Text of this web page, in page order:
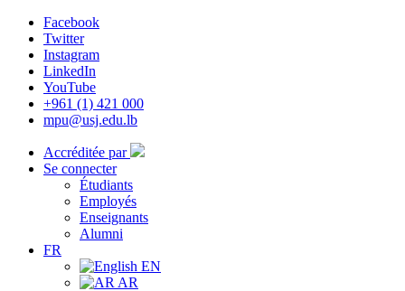
Facebook
Twitter
Instagram
LinkedIn
YouTube
+961 (1) 421 000
mpu@usj.edu.lb
Accréditée par
Se connecter
Étudiants
Employés
Enseignants
Alumni
FR
EN
AR